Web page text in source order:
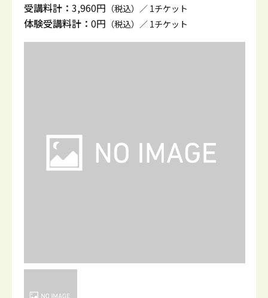
受講料計： 3,960円 （税込）／ 1チケット
体験受講料計： 0円 （税込）／ 1チケット